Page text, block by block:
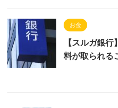
お金
【スルガ銀
料が取られる